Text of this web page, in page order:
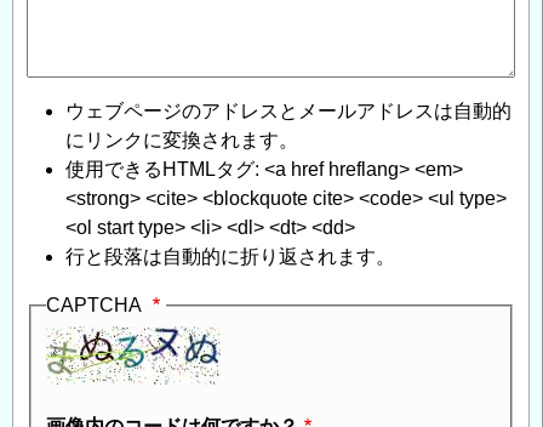
ウェブページのアドレスとメールアドレスは自動的
にリンクに変換されます。
使用できるHTMLタグ: <a href hreflang> <em>
<strong> <cite> <blockquote cite> <code> <ul type>
<ol start type> <li> <dl> <dt> <dd>
行と段落は自動的に折り返されます。
CAPTCHA